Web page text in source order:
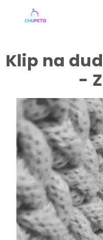
Klip na
-